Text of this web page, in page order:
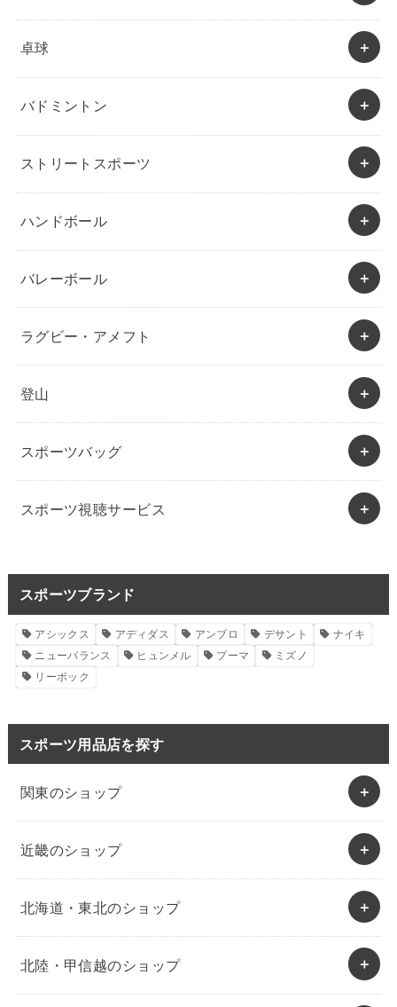
卓球
バドミントン
ストリートスポーツ
ハンドボール
バレーボール
ラグビー・アメフト
登山
スポーツバッグ
スポーツ視聴サービス
スポーツブランド
アシックス アディダス アンブロ デサント
ナイキ
ニューバランス
ヒュンメル プーマ
ミズノ
リーボック
スポーツ用品店を探す
関東のショップ
近畿のショップ
北海道・東北のショップ
北陸・甲信越のショップ